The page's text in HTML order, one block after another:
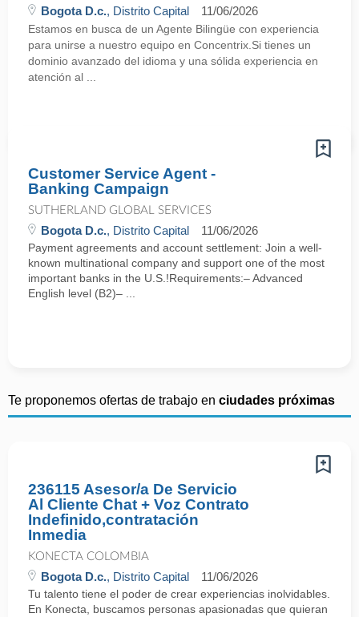
Bogota D.c., Distrito Capital 11/06/2026
Estamos en busca de un Agente Bilingüe con experiencia
para unirse a nuestro equipo en Concentrix.Si tienes un
dominio avanzado del idioma y una sólida experiencia en
atención al ...
Customer Service Agent -
Banking Campaign
SUTHERLAND GLOBAL SERVICES
Bogota D.c., Distrito Capital 11/06/2026
Payment agreements and account settlement: Join a well-
known multinational company and support one of the most
important banks in the U.S.!Requirements:– Advanced
English level (B2)– ...
Te proponemos ofertas de trabajo en ciudades próximas
236115 Asesor/a De Servicio
Al Cliente Chat + Voz Contrato
Indefinido,contratación
Inmedia
KONECTA COLOMBIA
Bogota D.c., Distrito Capital 11/06/2026
Tu talento tiene el poder de crear experiencias inolvidables.
En Konecta, buscamos personas apasionadas que quieran